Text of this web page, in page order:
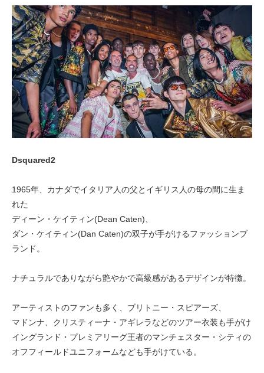
Dsquared2
1965年、カナダでイタリア人の父とイギリス人の母の間に生ま
れた
ディーン・ケイティン(Dean Caten)、
ダン・ケイティン(Dan Caten)の双子が手がけるファッションブ
ランド。
ナチュラルでありながら艶やかで高級感があるデザインが特徴。
アーティストのファンも多く、ブリトニー・スピアーズ、
マドンナ、クリスティーナ・アギレラなどのツアー衣装も手がけ
イングランド・プレミアリーグ王者のマンチェスター・シティの
オフフィールドユニフォームなども手がけている。